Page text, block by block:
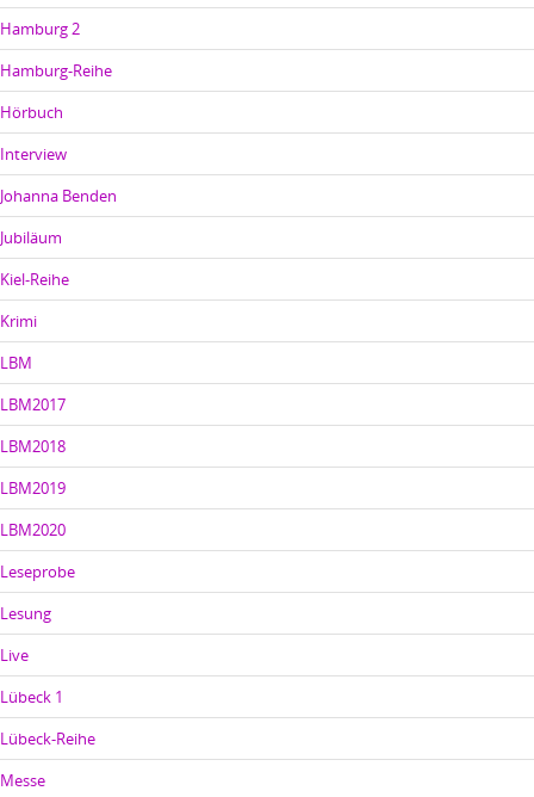
Hamburg 2
Hamburg-Reihe
Hörbuch
Interview
Johanna Benden
Jubiläum
Kiel-Reihe
Krimi
LBM
LBM2017
LBM2018
LBM2019
LBM2020
Leseprobe
Lesung
Live
Lübeck 1
Lübeck-Reihe
Messe